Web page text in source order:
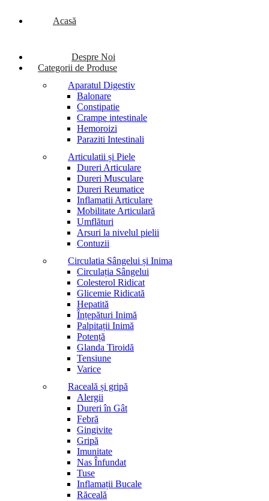
Acasă
Despre Noi
Categorii de Produse
Aparatul Digestiv
Balonare
Constipatie
Crampe intestinale
Hemoroizi
Paraziti Intestinali
Articulatii și Piele
Dureri Articulare
Dureri Musculare
Dureri Reumatice
Inflamatii Articulare
Mobilitate Articulară
Umflături
Arsuri la nivelul pielii
Contuzii
Circulatia Sângelui și Inima
Circulația Sângelui
Colesterol Ridicat
Glicemie Ridicată
Hepatită
Înțepături Inimă
Palpitații Inimă
Potență
Glanda Tiroidă
Tensiune
Varice
Raceală și gripă
Alergii
Dureri în Gât
Febră
Gingivite
Gripă
Imunitate
Nas Înfundat
Tuse
Inflamații Bucale
Răceală